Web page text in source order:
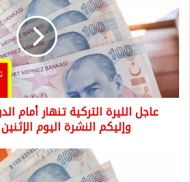
التركية
تنهار
أمام
الدولار
وبقية
العملات
وإليكم
النشرةعاجل الليرة التركية تنهار أمام
وإليكم النشرة اليوم الإثنين 26/10/2020